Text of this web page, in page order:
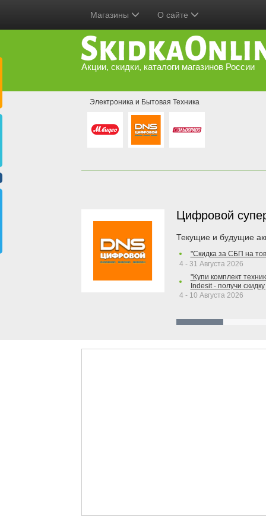
Магазины О сайте
Акции, скидки, каталоги магазинов России
Электроника и Бытовая Техника
Цифровой
Текущие и будущие
"Скидка за СБП на
4 - 31 Августа 2026
"Купи комплект
Indesit - получи
4 - 10 Августа 2026